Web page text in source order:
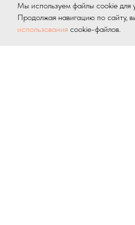
Мы используем файлы cookie для
Продолжая навигацию по сайту,
использования cookie-файлов.